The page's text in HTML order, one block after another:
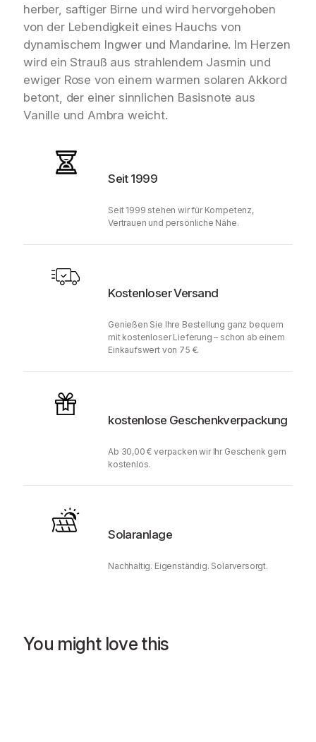
herber, saftiger Birne und wird hervorgehoben
von der Lebendigkeit eines Hauchs von
dynamischem Ingwer und Mandarine. Im Herzen
wird ein Strauß aus strahlendem Jasmin und
ewiger Rose von einem warmen solaren Akkord
betont, der einer sinnlichen Basisnote aus
Vanille und Ambra weicht.
Seit 1999
Seit 1999 stehen wir für Kompetenz,
Vertrauen und persönliche Nähe.
Kostenloser Versand
Genießen Sie Ihre Bestellung ganz bequem
mit kostenloser Lieferung – schon ab einem
Einkaufswert von 75 €.
kostenlose Geschenkverpackung
Ab 30,00 € verpacken wir Ihr Geschenk gern
kostenlos.
Solaranlage
Nachhaltig. Eigenständig. Solarversorgt.
You might love this